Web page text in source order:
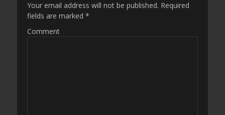
Your email address will not be published. Required
fields are marked *
Comment